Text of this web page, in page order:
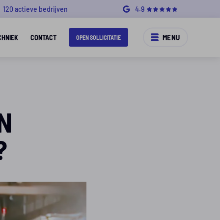
120 actieve bedrijven 4.9
CONTACT OPEN SOLLICITATIE MENU